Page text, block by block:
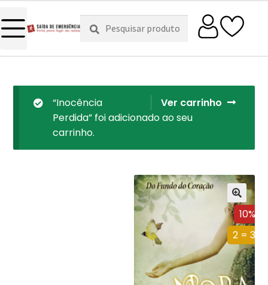
Pesquisar
por:
Pesquisa
Ver carrinho
“Inocência
Perdida” foi adicionado ao seu
carrinho.
10%
2 = 3